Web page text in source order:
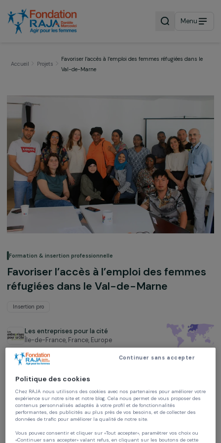
Menu
Formation & insertion professionnelle
Favoriser l’accès à l’emploi des
Insertion pro
Les entreprises pour la cité
Île-de-France, France,
Projet soutenu en 2022 : Agir pour les femmes
Politique des cookies
Chez RAJA nous utilisons des cookies avec nos partenaires pour améliorer
Continuer sans accepter